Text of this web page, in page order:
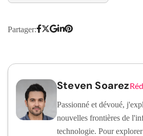
Partager:
Steven Soarez
Passionné et dévoué,
nouvelles frontières de
technologie. Pour